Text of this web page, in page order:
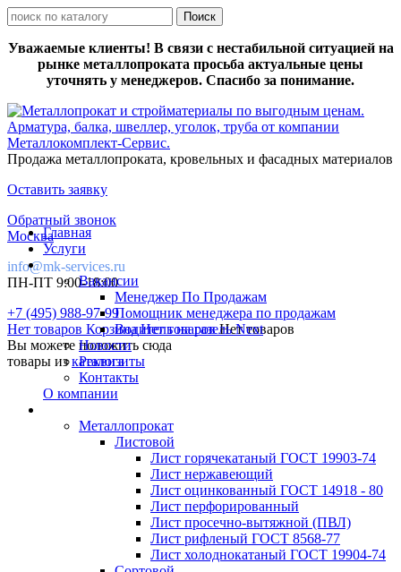
Уважаемые клиенты! В связи с нестабильной ситуацией на
рынке металлопроката просьба актуальные цены
уточнять у менеджеров. Спасибо за понимание.
Продажа металлопроката, кровельных и фасадных материалов
Оставить заявку
Обратный звонок
Москва
info@mk-services.ru
ПН-ПТ 9:00-18:00
+7 (495) 988-97-99
Нет товаров КорзинаНет товаровНет товаров
Вы можете положить сюда
товары изкаталога
Главная
Услуги
Вакансии
Менеджер По Продажам
Помощник менеджера по продажам
Водитель на газель Next
Новости
Реквизиты
Контакты
О компании
Металлопрокат
Листовой
Лист горячекатаный ГОСТ 19903-74
Лист нержавеющий
Лист оцинкованный ГОСТ 14918 - 80
Лист перфорированный
Лист просечно-вытяжной (ПВЛ)
Лист рифленый ГОСТ 8568-77
Лист холоднокатаный ГОСТ 19904-74